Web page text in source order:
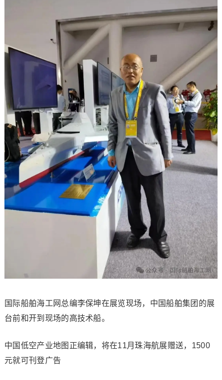
国际船舶海工网总编李保坤在展览现场，中国船舶集团的展
台前和开到现场的高技术船。
中国低空产业地图正编辑，将在11月珠海航展赠送，1500
元就可刊登广告